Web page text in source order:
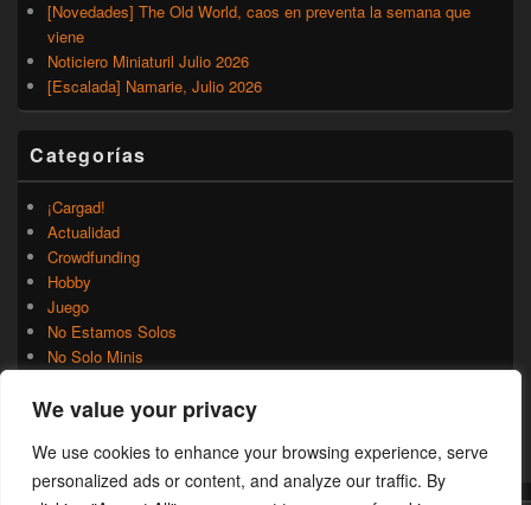
We value your privacy
We use cookies to enhance your browsing experience, serve
personalized ads or content, and analyze our traffic. By
[Novedades] The Old World, caos en preventa la semana que
viene
Noticiero Miniaturil Julio 2026
[Escalada] Namarie, Julio 2026
Categorías
¡Cargad!
Actualidad
Crowdfunding
Hobby
Juego
No Estamos Solos
No Solo Minis
Rumores
Uncategorized